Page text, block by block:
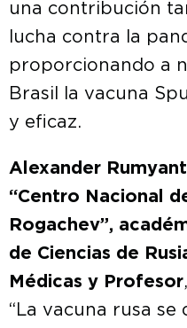
una contribución
lucha contra la
proporcionando a
Brasil la vacuna
y eficaz.
Alexander
“Centro Nacional
Rogachev”,
de Ciencias de
Médicas y Profesor
“La vacuna rusa se